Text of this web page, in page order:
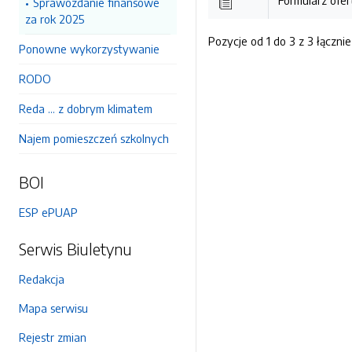
za rok 2025
Ponowne wykorzystywanie
RODO
Reda ... z dobrym klimatem
Najem pomieszczeń szkolnych
BOI
ESP ePUAP
Serwis Biuletynu
Redakcja
Mapa serwisu
Rejestr zmian
Pozycje od 1 do 3 z 3 łącznie